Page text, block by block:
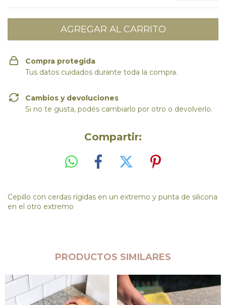
Compra protegida
Tus datos cuidados durante toda la compra.
Cambios y devoluciones
Si no te gusta, podés cambiarlo por otro o devolverlo.
Compartir:
Cepillo con cerdas rígidas en un extremo y punta de silicona
en el otro extremo
PRODUCTOS SIMILARES